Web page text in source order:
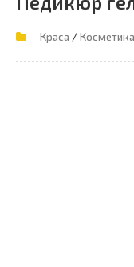
Краса /Косметика